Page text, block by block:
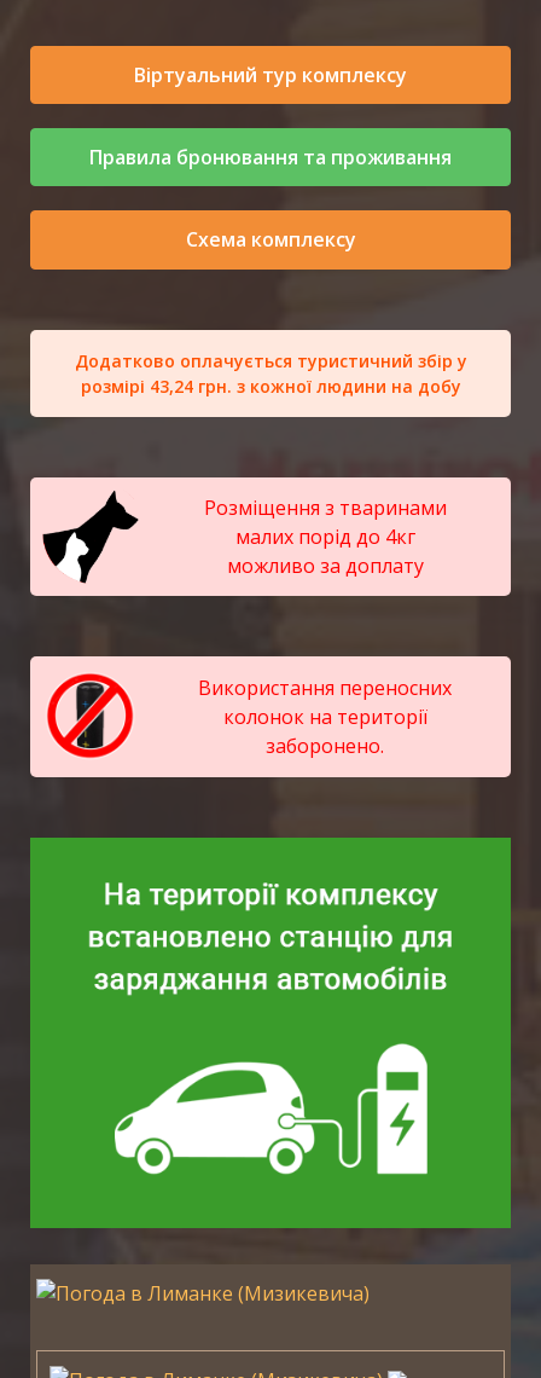
Віртуальний тур комплексу
Правила бронювання та проживання
Схема комплексу
Додатково оплачується туристичний збір у
розмірі 43,24 грн. з кожної людини на добу
Розміщення з тваринами
малих порід до 4кг
можливо за доплату
Використання переносних
колонок на території
заборонено.